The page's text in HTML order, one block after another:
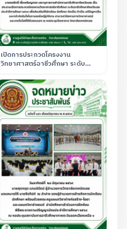
เปิดการประกวดโครงงาน
วิทยาศาสตร์อาชีวศึกษา ระดับ
ศึกษา 2569